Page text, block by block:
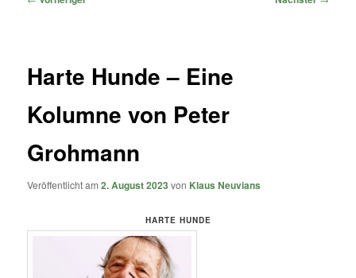
Harte Hunde – Eine
Kolumne von Peter
Grohmann
Veröffentlicht am2. August 2023 von Klaus Neuvians
HARTE HUNDE